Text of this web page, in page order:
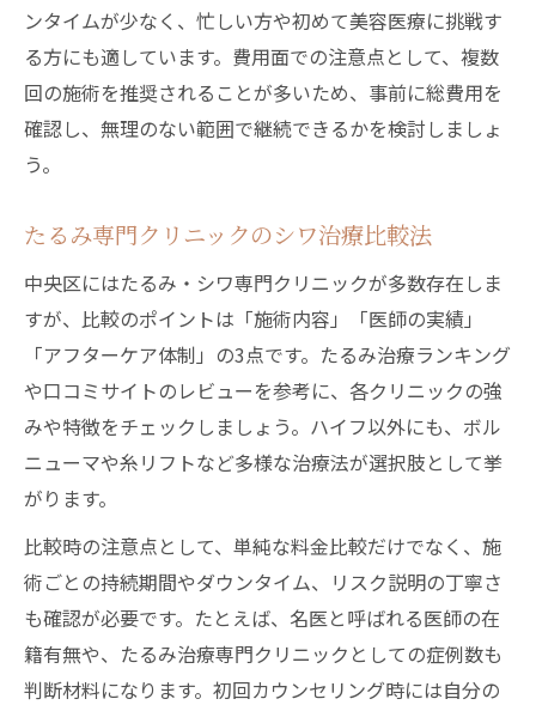
ンタイムが少なく、忙しい方や初めて美容医療に挑戦す
る方にも適しています。費用面での注意点として、複数
回の施術を推奨されることが多いため、事前に総費用を
確認し、無理のない範囲で継続できるかを検討しましょ
う。
たるみ専門クリニックのシワ治療比較法
中央区にはたるみ・シワ専門クリニックが多数存在しま
すが、比較のポイントは「施術内容」「医師の実績」
「アフターケア体制」の3点です。たるみ治療ランキング
や口コミサイトのレビューを参考に、各クリニックの強
みや特徴をチェックしましょう。ハイフ以外にも、ボル
ニューマや糸リフトなど多様な治療法が選択肢として挙
がります。
比較時の注意点として、単純な料金比較だけでなく、施
術ごとの持続期間やダウンタイム、リスク説明の丁寧さ
も確認が必要です。たとえば、名医と呼ばれる医師の在
籍有無や、たるみ治療専門クリニックとしての症例数も
判断材料になります。初回カウンセリング時には自分の